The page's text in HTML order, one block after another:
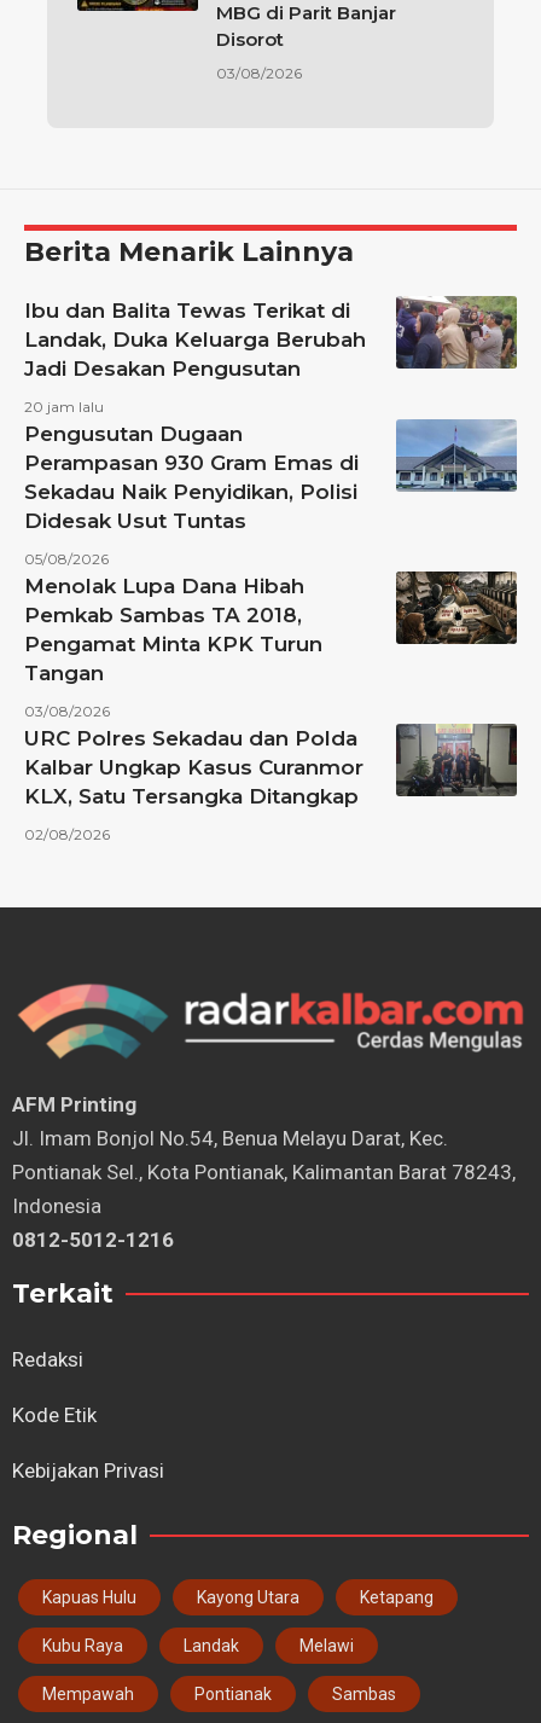
MBG di Parit Banjar
Disorot
03/08/2026
Berita Menarik Lainnya
Ibu dan Balita Tewas Terikat di
Landak, Duka Keluarga Berubah
Jadi Desakan Pengusutan
20 jam lalu
Pengusutan Dugaan
Perampasan 930 Gram Emas di
Sekadau Naik Penyidikan, Polisi
Didesak Usut Tuntas
05/08/2026
Menolak Lupa Dana Hibah
Pemkab Sambas TA 2018,
Pengamat Minta KPK Turun
Tangan
03/08/2026
URC Polres Sekadau dan Polda
Kalbar Ungkap Kasus Curanmor
KLX, Satu Tersangka Ditangkap
02/08/2026
AFM Printing
⁠Jl. Imam Bonjol No.54, Benua Melayu Darat, Kec.
Pontianak Sel., Kota Pontianak, Kalimantan Barat 78243,
Indonesia
0812-5012-1216
Terkait
Redaksi
Kode Etik
Kebijakan Privasi
Regional
Kapuas Hulu Kayong Utara Ketapang
Kubu Raya Landak Melawi
Mempawah Pontianak Sambas